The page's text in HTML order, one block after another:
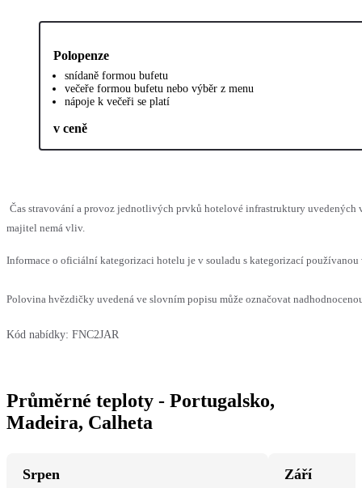
Polopenze
snídaně formou bufetu
večeře formou bufetu nebo výběr z menu
nápoje k večeři se platí
v ceně
Čas stravování a provoz jednotlivých prvků hotelové infrastruktury uvedených
majitel nemá vliv.
Informace o oficiální kategorizaci hotelu je v souladu s kategorizací
Polovina hvězdičky uvedená ve slovním popisu může označovat
Kód nabídky: FNC2JAR
Průměrné teploty - Portugalsko,
Madeira, Calheta
Srpen
Září